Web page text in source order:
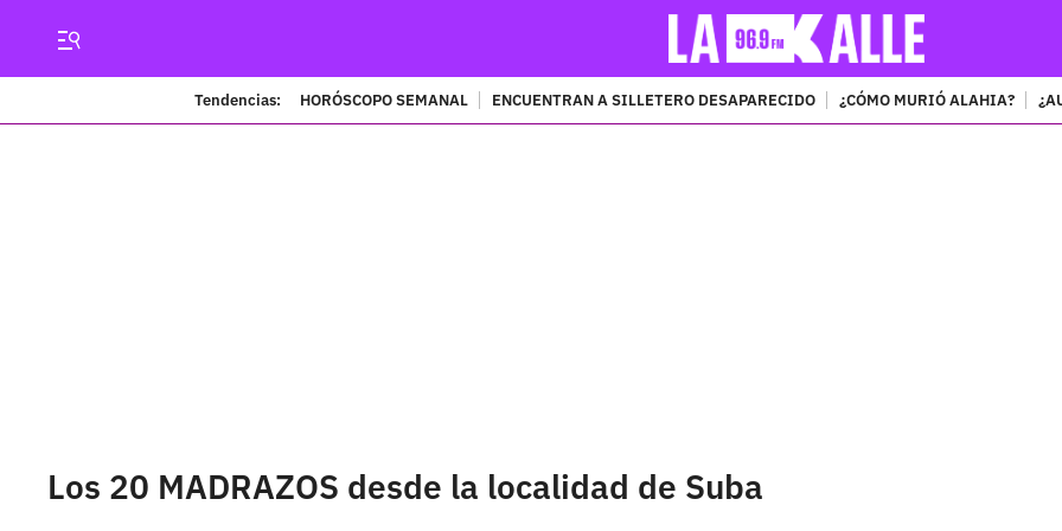
Tendencias: HORÓSCOPO SEMANAL ENCUENTRAN A SILLETERO DESAPARECIDO ¿CÓMO MURIÓ ALAHIA?
Los 20 MADRAZOS desde la localidad de Suba